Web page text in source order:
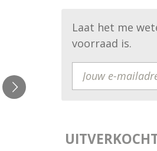
Laat het me
voorraad is.